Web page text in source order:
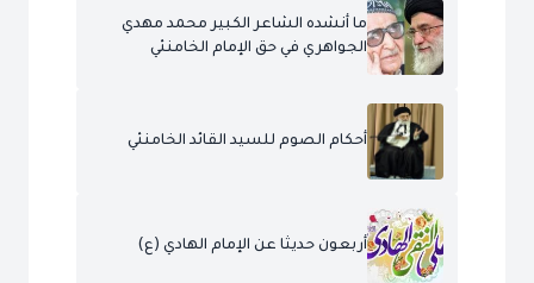
ما أنشده الشاعر الكبير محمد مهدي
الجواهري في حق الإمام الخامنئي
أحكام الصوم للسيد القائد الخامنئي
أربعون حديثا عن الإمام الهادي (ع)